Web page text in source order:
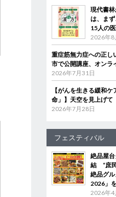
現代書
は、ま
15人の
2026年8
重症筋無力症への正
市で公開講座、オンラ
2026年7月31日
【がんを生きる緩和
命」】天空を見上げて
2026年7月28日
フェスティバル
絶品屋
結 “庶
絶品グ
2026」
2026年4